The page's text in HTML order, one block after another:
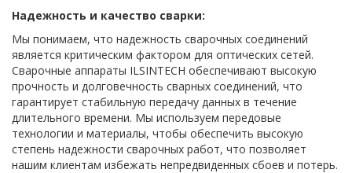
Надежность и качество сварки:
Мы понимаем, что надежность сварочных соединений
является критическим фактором для оптических сетей.
Сварочные аппараты ILSINTECH обеспечивают высокую
прочность и долговечность сварных соединений, что
гарантирует стабильную передачу данных в течение
длительного времени. Мы используем передовые
технологии и материалы, чтобы обеспечить высокую
степень надежности сварочных работ, что позволяет
нашим клиентам избежать непредвиденных сбоев и потерь.